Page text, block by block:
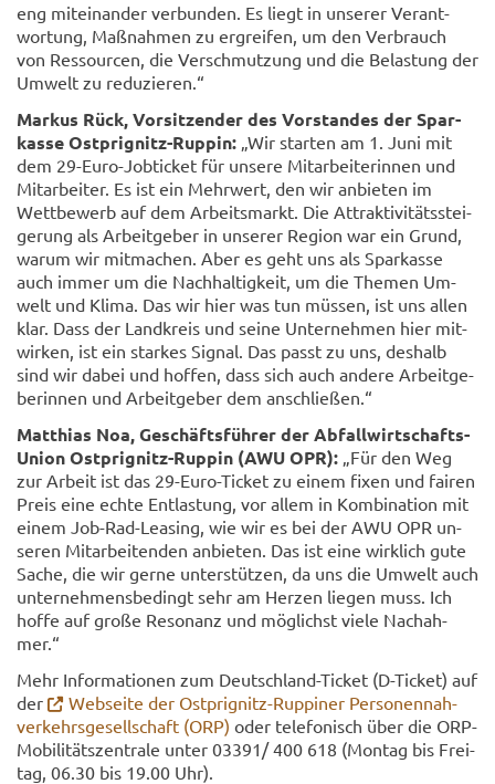
eng mit­ein­an­der ver­bun­den. Es liegt in un­se­rer Ver­ant­
wor­tung, Maß­nah­men zu er­grei­fen, um den Ver­brauch
von Res­sour­cen, die Ver­schmut­zung und die Be­las­tung der
Um­welt zu re­du­zie­ren.“
Mar­kus Rück, Vor­sit­zen­der des Vor­stan­des der Spar­
kas­se Ostprignitz-​Ruppin: „Wir star­ten am 1. Juni mit
dem 29-​Euro-Jobticket für un­se­re Mit­ar­bei­te­rin­nen und
Mit­ar­bei­ter. Es ist ein Mehr­wert, den wir an­bie­ten im
Wett­be­werb auf dem Ar­beits­markt. Die At­trak­ti­vi­täts­stei­
ge­rung als Ar­beit­ge­ber in un­se­rer Re­gi­on war ein Grund,
warum wir mit­ma­chen. Aber es geht uns als Spar­kas­se
auch immer um die Nach­hal­tig­keit, um die The­men Um­
welt und Klima. Das wir hier was tun müs­sen, ist uns allen
klar. Dass der Land­kreis und seine Un­ter­neh­men hier mit­
wir­ken, ist ein star­kes Si­gnal. Das passt zu uns, des­halb
sind wir dabei und hof­fen, dass sich auch an­de­re Ar­beit­ge­
be­rin­nen und Ar­beit­ge­ber dem an­schlie­ßen.“
Mat­thi­as Noa, Ge­schäfts­füh­rer der Abfallwirtschafts-​
Union Ostprignitz-​Ruppin (AWU OPR): „Für den Weg
zur Ar­beit ist das 29-​Euro-Ticket zu einem fixen und fai­ren
Preis eine echte Ent­las­tung, vor allem in Kom­bi­na­ti­on mit
einem Job-​Rad-Leasing, wie wir es bei der AWU OPR un­
se­ren Mit­ar­bei­ten­den an­bie­ten. Das ist eine wirk­lich gute
Sache, die wir gerne un­ter­stüt­zen, da uns die Um­welt auch
un­ter­neh­mens­be­dingt sehr am Her­zen lie­gen muss. Ich
hoffe auf große Re­so­nanz und mög­lichst viele Nach­ah­
mer.“
Mehr In­for­ma­tio­nen zum Deutschland-​Ticket (D-​Ticket) auf
der
Web­sei­te der Ostprignitz-​Ruppiner Per­so­nen­nah­
ver­kehrs­ge­sell­schaft (ORP) oder te­le­fo­nisch über die ORP-​
Mobilitätszentrale unter 03391/ 400 618 (Mon­tag bis Frei­
tag, 06.30 bis 19.00 Uhr).